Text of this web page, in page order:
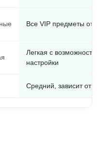
Все VIP предметы
Легкая с
настройки
Средний, зависит от